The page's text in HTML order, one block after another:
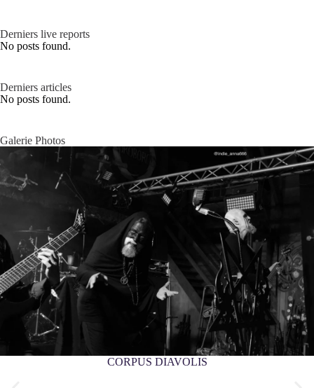
Derniers live reports
No posts found.
Derniers articles
No posts found.
Galerie Photos
CORPUS DIAVOLIS